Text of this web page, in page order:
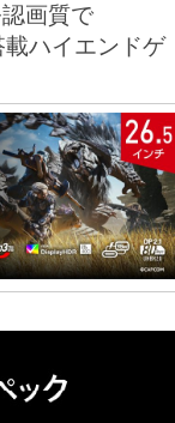
画質で
ハイエンドゲ